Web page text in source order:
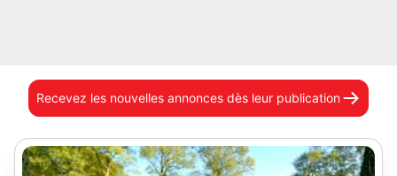
Recevez les nouvelles annonces dès leur publication